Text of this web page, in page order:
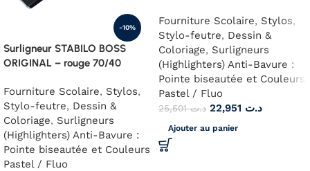
-10%
Surligneur STABILO BOSS
ORIGINAL – rouge 70/40
Fourniture Scolaire, Stylos,
Stylo-feutre, Dessin &
Coloriage, Surligneurs
(Highlighters) Anti-Bavure :
Pointe biseautée et Couleurs
Pastel / Fluo
Fourniture Scolaire, Stylos,
Stylo-feutre, Dessin &
Coloriage, Surligneurs
(Highlighters) Anti-Bavure :
Pointe biseautée et Couleurs
Pastel / Fluo
د.ت25,501 د.ت
Ajouter au panier